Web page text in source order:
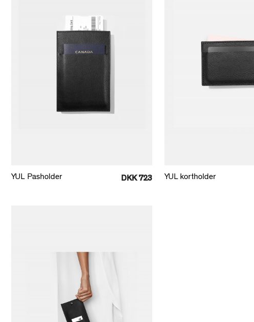
YUL Pasholder DKK 723 YUL kortholder